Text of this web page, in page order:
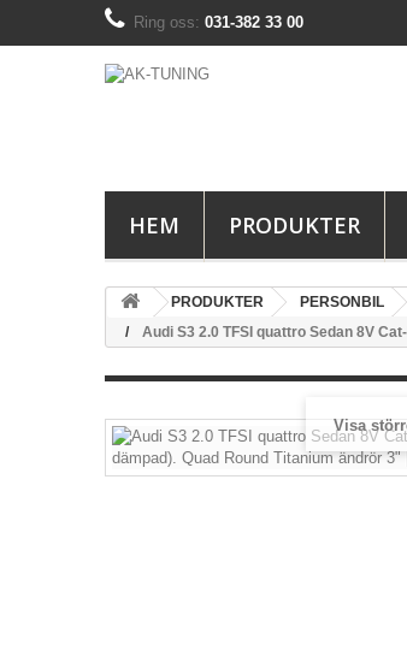
Ring oss: 031-382 33 00
HEM PRODUKTER
PRODUKTER PERSONBIL
Audi S3 2.0 TFSI quattro Sedan 8V
Visa